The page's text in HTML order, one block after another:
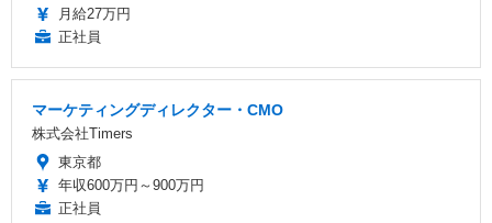
月給27万円
正社員
マーケティングディレクター・CMO
株式会社Timers
東京都
年収600万円～900万円
正社員